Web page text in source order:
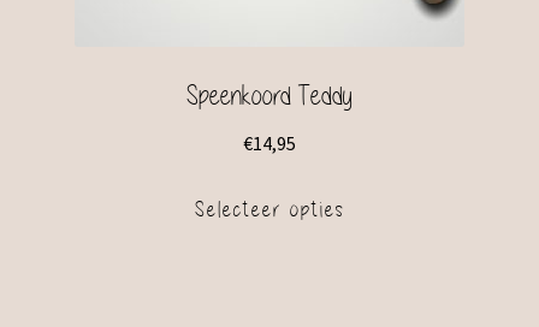
Speenkoord Teddy
€14,95
Selecteer opties